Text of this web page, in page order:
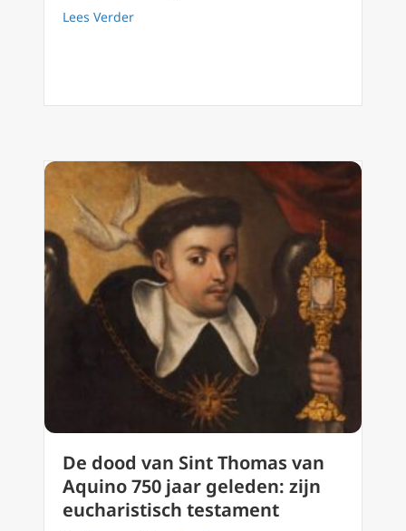
Lees Verderabout Podcast 213 ‘Verleiding in de
De dood van Sint Thomas van
Aquino 750 jaar geleden: zijn
eucharistisch testament